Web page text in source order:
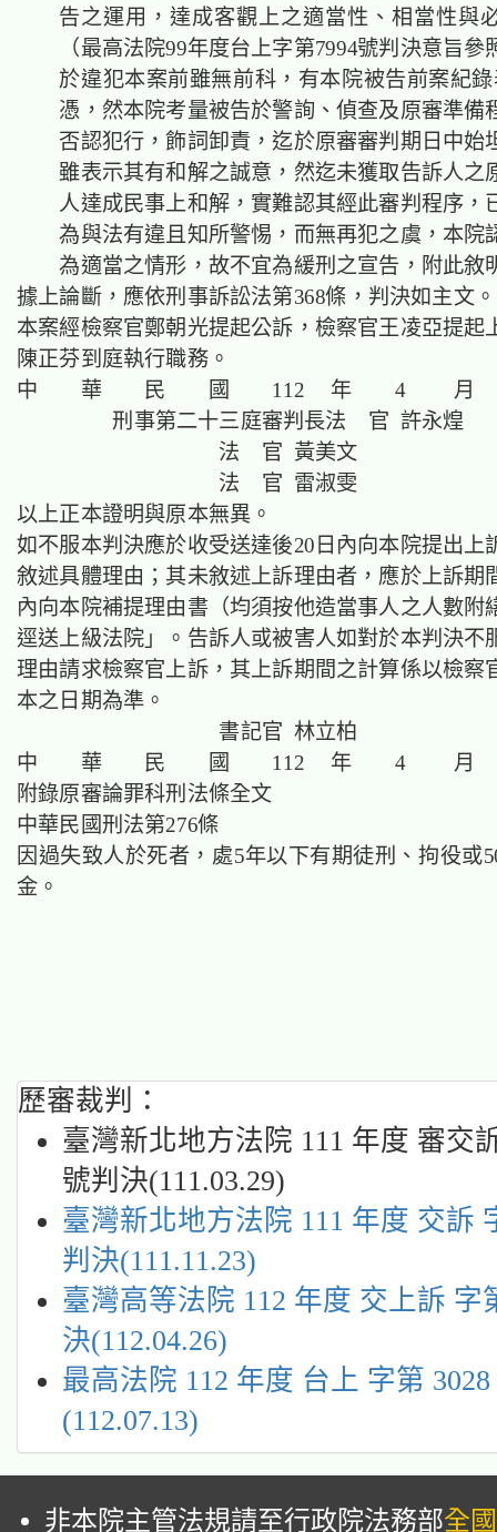
告之運用，達成客觀上之適當性、相當性與
（最高法院99年度台上字第7994號判決意旨參
於違犯本案前雖無前科，有本院被告前案紀
憑，然本院考量被告於警詢、偵查及原審準備
否認犯行，飾詞卸責，迄於原審審判期日中始
雖表示其有和解之誠意，然迄未獲取告訴人之
人達成民事上和解，實難認其經此審判程序，
為與法有違且知所警惕，而無再犯之虞，本院
為適當之情形，故不宜為緩刑之宣告，附此敘
據上論斷，應依刑事訴訟法第368條，判決如
本案經檢察官鄭朝光提起公訴，檢察官王凌亞提起
陳正芬到庭執行職務。
中 華 民 國 112 年 4 月
刑事第二十三庭審判長法 官 許永煌
法 官 黃美文
法 官 雷淑雯
以上正本證明與原本無異。
如不服本判決應於收受送達後20日內向本院提出上
敘述具體理由；其未敘述上訴理由者，應於上訴期
內向本院補提理由書（均須按他造當事人之人數附
逕送上級法院」。告訴人或被害人如對於本判決不
理由請求檢察官上訴，其上訴期間之計算係以檢察
本之日期為準。
書記官 林立柏
中 華 民 國 112 年 4 月
附錄原審論罪科刑法條全文
中華民國刑法第276條
因過失致人於死者，處5年以下有期徒刑、拘役或
金。
歷審裁判：
臺灣新北地方法院 111 年度 審交
號判決(111.03.29)
臺灣新北地方法院 111 年度 交訴
判決(111.11.23)
臺灣高等法院 112 年度 交上訴 字
決(112.04.26)
最高法院 112 年度 台上 字第
(112.07.13)
非本院主管法規請至行政院法務部全